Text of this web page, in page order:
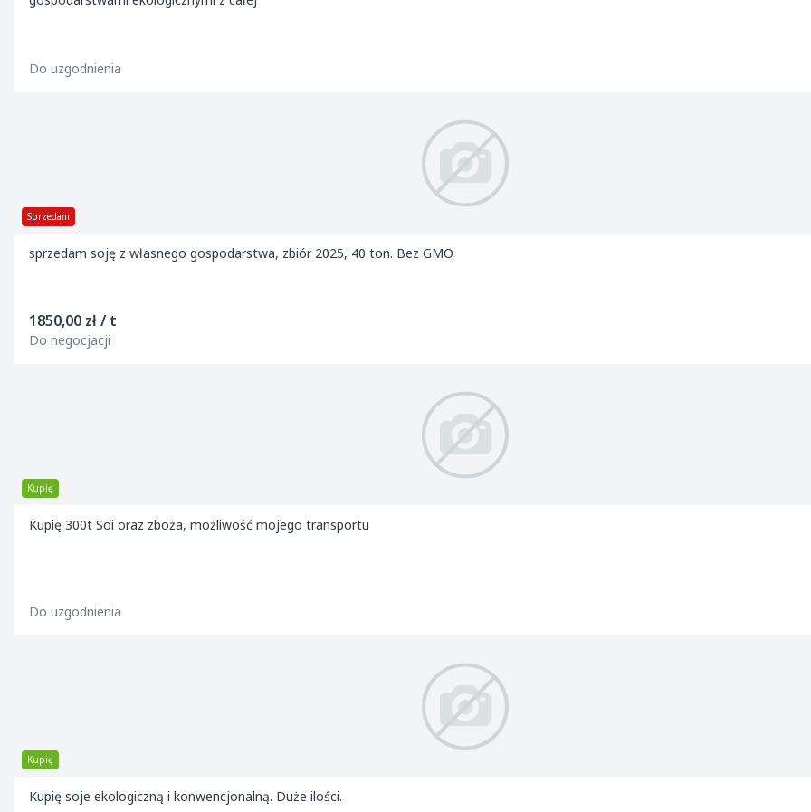
Do uzgodnienia
Sprzedam
sprzedam soję z własnego gospodarstwa, zbiór 2025, 40 ton. Bez GMO
1850,00 zł / t
Do negocjacji
Kupię
Kupię 300t Soi oraz zboża, możliwość mojego transportu
Do uzgodnienia
Kupię
Kupię soje ekologiczną i konwencjonalną. Duże ilości.